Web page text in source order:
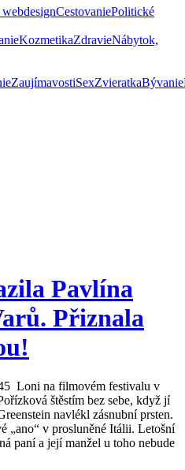
CestovaniePolitické
KozmetikaZdravieNábytok,
ZaujímavostiSexZvieratkaBývanie
Pavlína
Přiznala
Loni na filmovém festivalu v
štěstím bez sebe, když jí
navlékl zásnubní prsten.
„ano“ v prosluněné Itálii. Letošní
paní a její manžel u toho nebude